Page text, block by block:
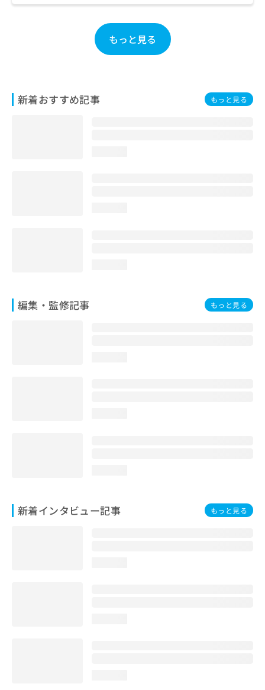
もっと見る
新着おすすめ記事 もっと見る
編集・監修記事 もっと見る
新着インタビュー記事 もっと見る
お
ち